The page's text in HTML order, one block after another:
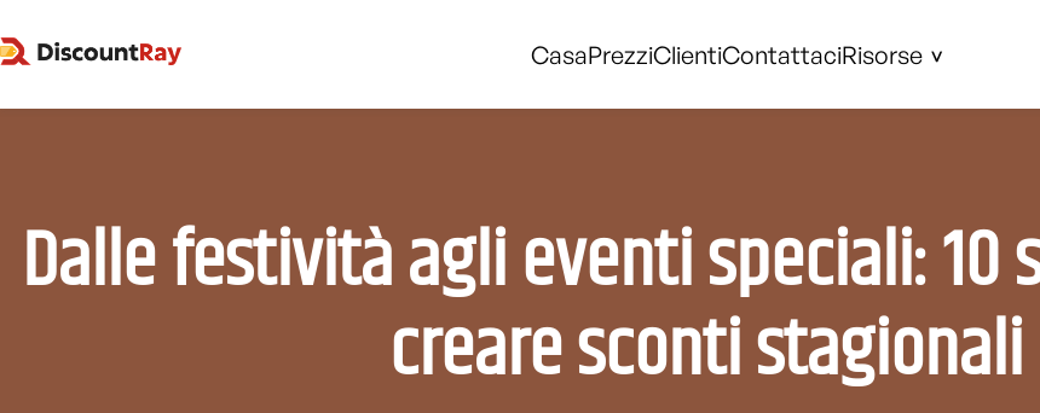
CasaPrezziClientiContattaciRisorse
Dalle festività agli eventi speciali: 10
creare sconti